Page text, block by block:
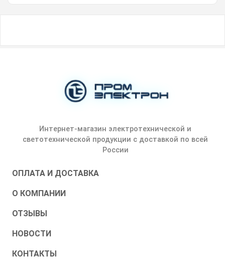
Интернет-магазин электротехнической и
светотехнической продукции с доставкой по всей
России
ОПЛАТА И ДОСТАВКА
О КОМПАНИИ
ОТЗЫВЫ
НОВОСТИ
КОНТАКТЫ